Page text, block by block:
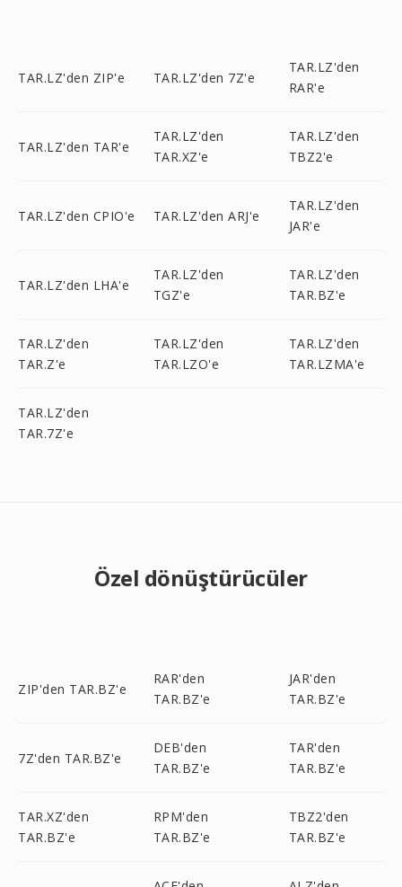
TAR.LZ'den ZIP'e TAR.LZ'den 7Z'e
TAR.LZ'den
RAR'e
TAR.LZ'den TAR'e
TAR.LZ'den
TAR.XZ'e
TAR.LZ'den
TBZ2'e
TAR.LZ'den CPIO'e TAR.LZ'den ARJ'e
TAR.LZ'den
JAR'e
TAR.LZ'den LHA'e
TAR.LZ'den
TGZ'e
TAR.LZ'den
TAR.BZ'e
TAR.LZ'den
TAR.Z'e
TAR.LZ'den
TAR.LZO'e
TAR.LZ'den
TAR.LZMA'e
TAR.LZ'den
TAR.7Z'e
Özel dönüştürücüler
ZIP'den TAR.BZ'e
RAR'den
TAR.BZ'e
JAR'den
TAR.BZ'e
7Z'den TAR.BZ'e
DEB'den
TAR.BZ'e
TAR'den
TAR.BZ'e
TAR.XZ'den
TAR.BZ'e
RPM'den
TAR.BZ'e
TBZ2'den
TAR.BZ'e